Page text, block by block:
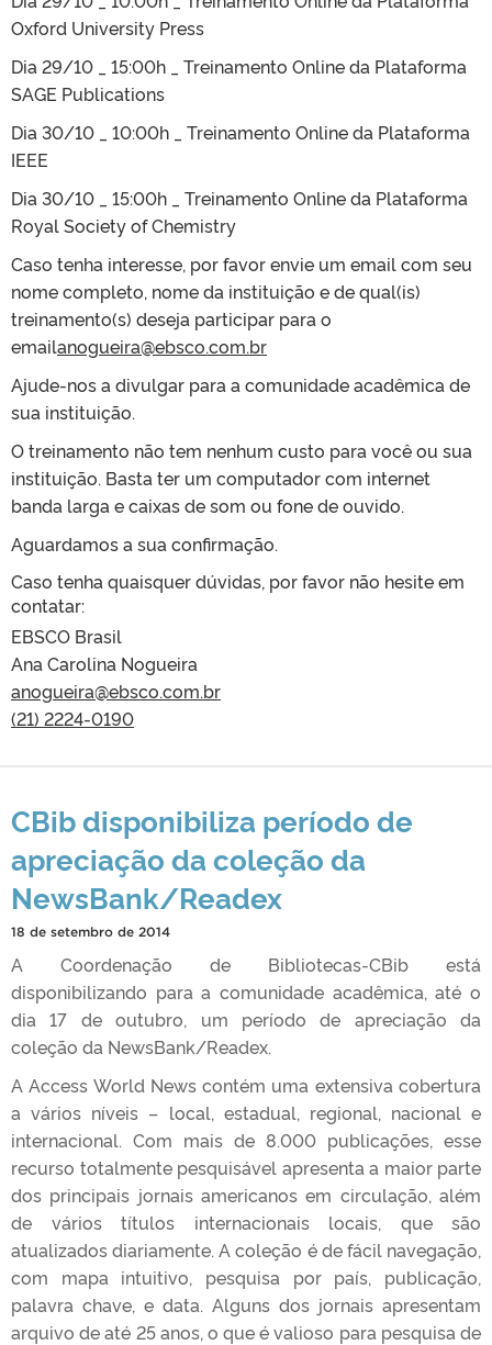
Oxford University Press
Dia 29/10 _ 15:00h _ Treinamento Online da Plataforma
SAGE Publications
Dia 30/10 _ 10:00h _ Treinamento Online da Plataforma
IEEE
Dia 30/10 _ 15:00h _ Treinamento Online da Plataforma
Royal Society of Chemistry
Caso tenha interesse, por favor envie um email com seu
nome completo, nome da instituição e de qual(is)
treinamento(s) deseja participar para o
emailanogueira@ebsco.com.br
Ajude-nos a divulgar para a comunidade acadêmica de
sua instituição.
O treinamento não tem nenhum custo para você ou sua
instituição. Basta ter um computador com internet
banda larga e caixas de som ou fone de ouvido.
Aguardamos a sua confirmação.
Caso tenha quaisquer dúvidas, por favor não hesite em
contatar:
EBSCO Brasil
Ana Carolina Nogueira
anogueira@ebsco.com.br
(21) 2224-0190
CBib disponibiliza período de
apreciação da coleção da
NewsBank/Readex
18 de setembro de 2014
A Coordenação de Bibliotecas-CBib está
disponibilizando para a comunidade acadêmica, até o
dia 17 de outubro, um período de apreciação da
coleção da NewsBank/Readex.
A Access World News contém uma extensiva cobertura
a vários níveis – local, estadual, regional, nacional e
internacional. Com mais de 8.000 publicações, esse
recurso totalmente pesquisável apresenta a maior parte
dos principais jornais americanos em circulação, além
de vários títulos internacionais locais, que são
atualizados diariamente. A coleção é de fácil navegação,
com mapa intuitivo, pesquisa por país, publicação,
palavra chave, e data. Alguns dos jornais apresentam
arquivo de até 25 anos, o que é valioso para pesquisa de